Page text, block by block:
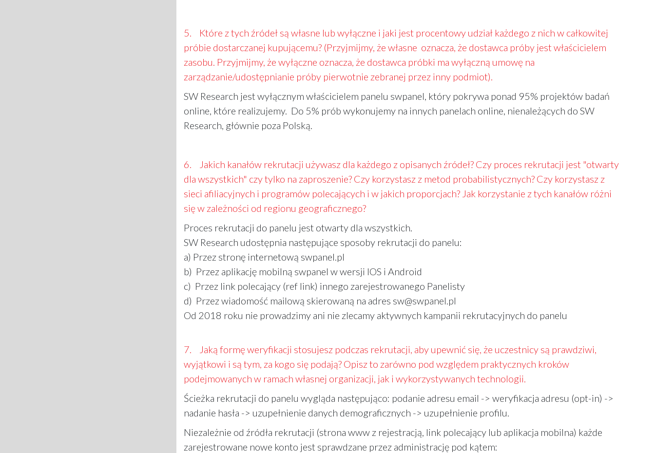
5. Które z tych źródeł są własne lub wyłączne i jaki jest procentowy udział każdego z nich w całkowitej
próbie dostarczanej kupującemu? (Przyjmijmy, że własne oznacza, że dostawca próby jest właścicielem
zasobu. Przyjmijmy, że wyłączne oznacza, że dostawca próbki ma wyłączną umowę na
zarządzanie/udostępnianie próby pierwotnie zebranej przez inny podmiot).
SW Research jest wyłącznym właścicielem panelu swpanel, który pokrywa ponad 95% projektów badań
online, które realizujemy. Do 5% prób wykonujemy na innych panelach online, nienależących do SW
Research, głównie poza Polską.
6. Jakich kanałów rekrutacji używasz dla każdego z opisanych źródeł? Czy proces rekrutacji jest "otwarty
dla wszystkich" czy tylko na zaproszenie? Czy korzystasz z metod probabilistycznych? Czy korzystasz z
sieci afiliacyjnych i programów polecających i w jakich proporcjach? Jak korzystanie z tych kanałów różni
się w zależności od regionu geograficznego?
Proces rekrutacji do panelu jest otwarty dla wszystkich.
SW Research udostępnia następujące sposoby rekrutacji do panelu:
a) Przez stronę internetową swpanel.pl
b) Przez aplikację mobilną swpanel w wersji IOS i Android
c) Przez link polecający (ref link) innego zarejestrowanego Panelisty
d) Przez wiadomość mailową skierowaną na adres sw@swpanel.pl
Od 2018 roku nie prowadzimy ani nie zlecamy aktywnych kampanii rekrutacyjnych do panelu
7. Jaką formę weryfikacji stosujesz podczas rekrutacji, aby upewnić się, że uczestnicy są prawdziwi,
wyjątkowi i są tym, za kogo się podają? Opisz to zarówno pod względem praktycznych kroków
podejmowanych w ramach własnej organizacji, jak i wykorzystywanych technologii.
Ścieżka rekrutacji do panelu wygląda następująco: podanie adresu email -> weryfikacja adresu (opt-in) ->
nadanie hasła -> uzupełnienie danych demograficznych -> uzupełnienie profilu.
Niezależnie od źródła rekrutacji (strona www z rejestracją, link polecający lub aplikacja mobilna) każde
zarejestrowane nowe konto jest sprawdzane przez administrację pod kątem: